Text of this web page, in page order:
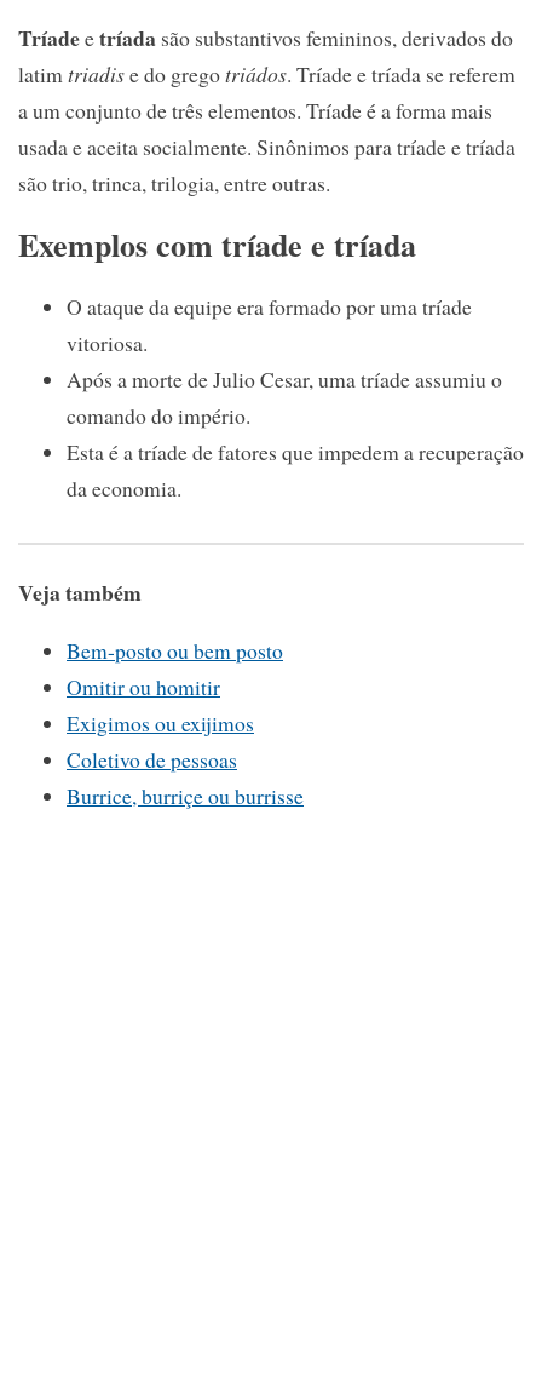
Tríadeetríada são substantivos femininos, derivados do
latimtriadise do gregotriádos. Tríade e tríada se referem
a um conjunto de três elementos. Tríade é a forma mais
usada e aceita socialmente. Sinônimos para tríade e tríada
são trio, trinca, trilogia, entre outras.
Exemplos com tríade e tríada
O ataque da equipe era formado por uma tríade
vitoriosa.
Após a morte de Julio Cesar, uma tríade assumiu o
comando do império.
Esta é a tríade de fatores que impedem a recuperação
da economia.
Veja também
Bem-posto ou bem posto
Omitir ou homitir
Exigimos ou exijimos
Coletivo de pessoas
Burrice, burriçe ou burrisse